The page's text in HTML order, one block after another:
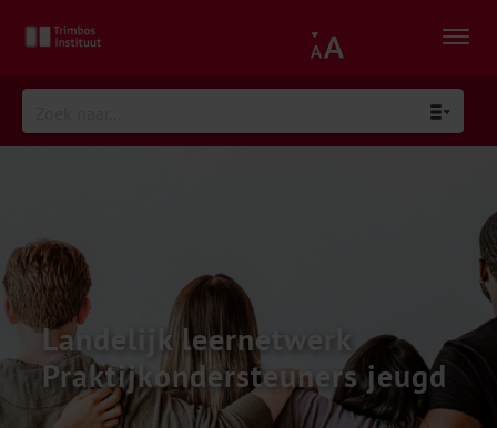
Landelijk leernetwerk
Praktijkondersteuners jeugd